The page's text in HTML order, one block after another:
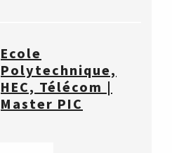
Ecole
Polytechnique,
HEC, Télécom |
Master PIC